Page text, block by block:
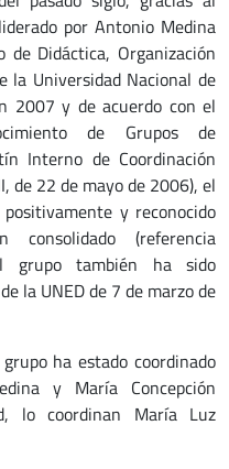
por Antonio Medina
Didáctica, Organización
la Universidad Nacional de
2007 y de acuerdo con el
de Grupos de
Interno de Coordinación
de 22 de mayo de 2006), el
y reconocido
consolidado (referencia
grupo también ha sido
la UNED de 7 de marzo de
ha estado coordinado
y María Concepción
lo coordinan María Luz